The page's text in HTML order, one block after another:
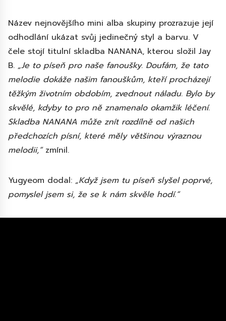
Název nejnovějšího mini alba skupiny prozrazuje její
odhodlání ukázat svůj jedinečný styl a barvu. V
čele stojí titulní skladba NANANA, kterou složil Jay
B. „Je to píseň pro naše fanoušky. Doufám, že tato
melodie dokáže našim fanouškům, kteří procházejí
těžkým životním obdobím, zvednout náladu. Bylo by
skvělé, kdyby to pro ně znamenalo okamžik léčení.
Skladba NANANA může znít rozdílně od našich
předchozích písní, které měly většinou výraznou
melodii,“zmínil.
Yugyeom dodal: „Když jsem tu píseň slyšelpoprvé,
pomyslel jsem si, že se k nám skvěle hodí.“